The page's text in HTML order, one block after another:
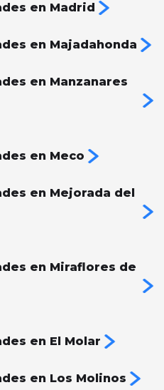
en Madrid
en Majadahonda
en Manzanares
en Meco
en Mejorada del
en Miraflores de
en El Molar
en Los Molinos